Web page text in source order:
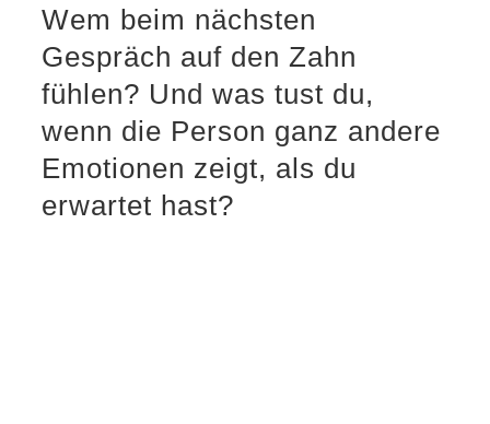
Wem beim nächsten
Gespräch auf den Zahn
fühlen? Und was tust du,
wenn die Person ganz andere
Emotionen zeigt, als du
erwartet hast?